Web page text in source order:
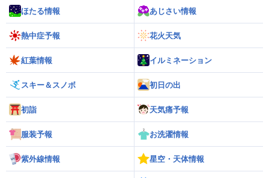
ほたる情報 あじさい情報
熱中症予報 花火天気
紅葉情報 イルミネーション
スキー＆スノボ 初日の出
初詣 天気痛予報
服装予報 お洗濯情報
紫外線情報 星空・天体情報